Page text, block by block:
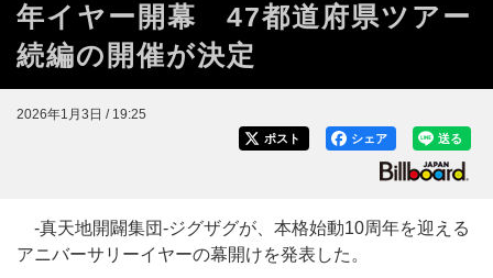
年イヤー開幕 47都道府県ツアー
続編の開催が決定
2026年1月3日 / 19:25
送る
シェア
ポスト
-真天地開闢集団-ジグザグが、本格始動10周年を迎える
アニバーサリーイヤーの幕開けを発表した。